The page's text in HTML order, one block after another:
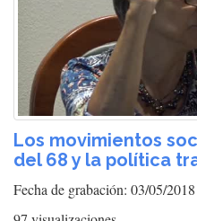
Los movimientos
del 68 y la política
Fecha de grabación: 03/05/2018